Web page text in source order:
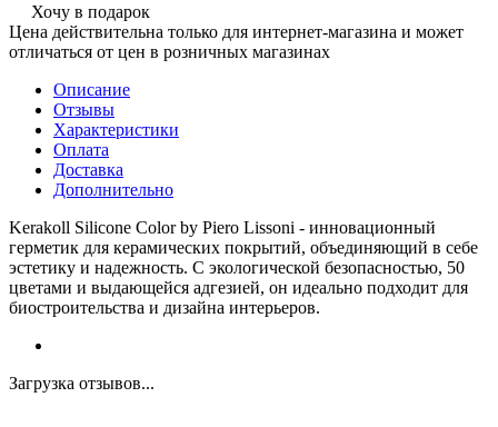
Хочу в подарок
Цена действительна только для интернет-магазина и может
отличаться от цен в розничных магазинах
Описание
Отзывы
Характеристики
Оплата
Доставка
Дополнительно
Kerakoll Silicone Color by Piero Lissoni - инновационный
герметик для керамических покрытий, объединяющий в себе
эстетику и надежность. С экологической безопасностью, 50
цветами и выдающейся адгезией, он идеально подходит для
биостроительства и дизайна интерьеров.
Загрузка отзывов...